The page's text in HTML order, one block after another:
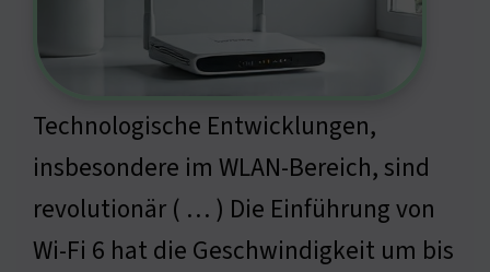
Technologische Entwicklungen,
insbesondere im WLAN-Bereich, sind
revolutionär ( … ) Die Einführung von
Wi-Fi 6 hat die Geschwindigkeit um bis